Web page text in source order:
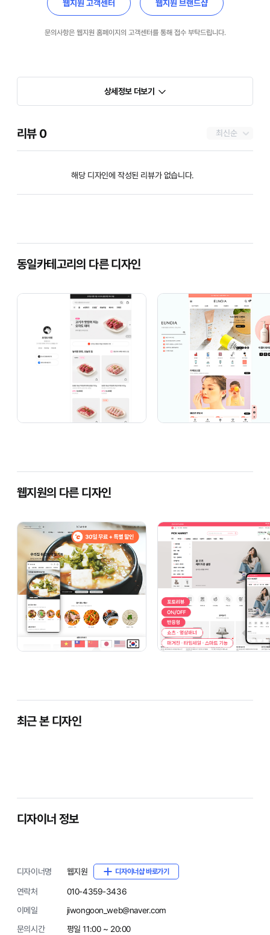
웹지원 고객센터 웹지원 브랜드샵
문의사항은 웹지원 홈페이지의 고객센터를 통해 접수 부탁드립니다.
상세정보 더보기
리뷰 0 최신순
해당 디자인에 작성된 리뷰가 없습니다.
동일카테고리의 다른 디자인
웹지원의 다른 디자인
최근 본 디자인
디자이너 정보
디자이너명 웹지원 디자이너샵 바로가기
연락처
010-4359-3436
이메일
jiwongoon_web@naver.com
문의시간
평일 11:00 ~ 20:00